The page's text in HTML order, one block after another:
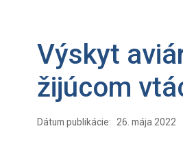
Výskyt
žijúcom
Dátum publikácie: 26. mája 2022